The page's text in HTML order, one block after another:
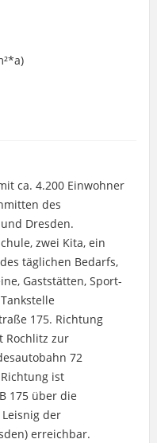
ca. 4.200 Einwohner
des
Dresden.
zwei Kita, ein
täglichen Bedarfs,
Gaststätten, Sport-
175. Richtung
Rochlitz zur
72
ist
175 über die
der
erreichbar.